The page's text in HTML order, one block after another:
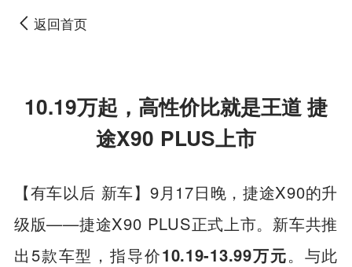
返回首页
10.19万起，高性价比就是王道 捷
途X90 PLUS上市
【有车以后 新车】9月17日晚，捷途X90的升
级版——捷途X90 PLUS正式上市。新车共推
出5款车型，指导价10.19-13.99万元。与此